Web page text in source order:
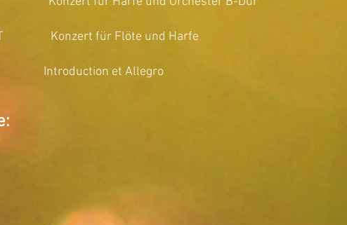
Konzert für Flöte und Harfe
et Allegro